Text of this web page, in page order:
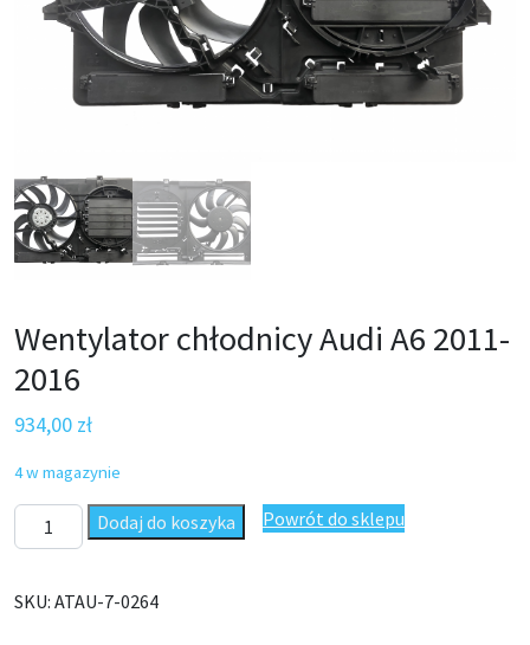
Wentylator chłodnicy Audi A6 2011-
2016
934,00 zł
4 w magazynie
ilość Wentylator chłodnicy Audi A6 2011-2016
Dodaj do koszyka Powrót do sklepu
SKU: ATAU-7-0264